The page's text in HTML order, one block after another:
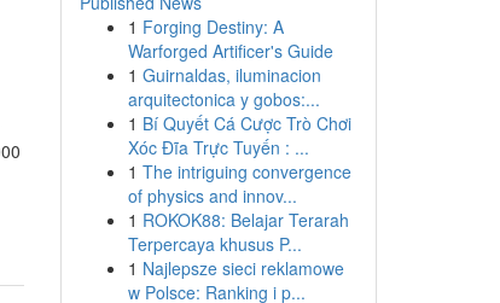
1 Forging Destiny: A
Warforged Artificer's Guide
1 Guirnaldas, iluminacion
arquitectonica y gobos:...
1 Bí Quyết Cá Cược Trò Chơi
Xóc Đĩa Trực Tuyến : ...
1 The intriguing convergence
of physics and innov...
1 ROKOK88: Belajar Terarah
Terpercaya khusus P...
1 Najlepsze sieci reklamowe
w Polsce: Ranking i p...